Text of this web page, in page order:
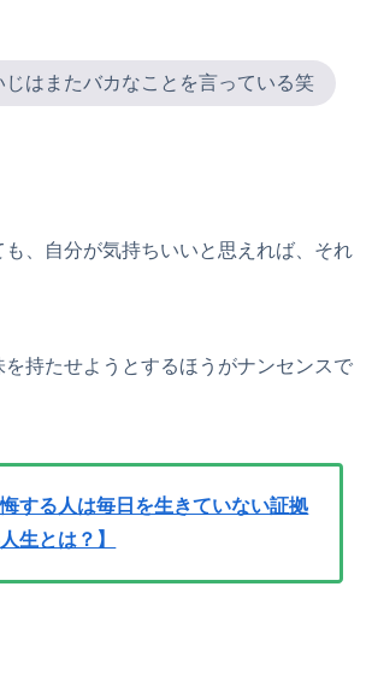
じはまたバカなことを言っている笑
、自分が気持ちいいと思えれば、それ
を持たせようとするほうがナンセンスで
する人は毎日を生きていない証拠
生とは？】